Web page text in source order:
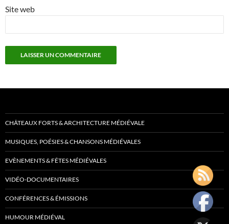
Site web
CHÂTEAUX FORTS & ARCHITECTURE MÉDIÉVALE
MUSIQUES, POÉSIES & CHANSONS MÉDIÉVALES
EVÈNEMENTS & FÊTES MÉDIÉVALES
VIDÉO-DOCUMENTAIRES
CONFÉRENCES & ÉMISSIONS
HUMOUR MÉDIÉVAL